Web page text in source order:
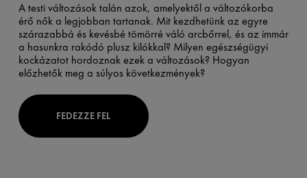
A testi változások talán azok, amelyektől a változókorba
érő nők a legjobban tartanak. Mit kezdhetünk az egyre
szárazabbá és kevésbé tömörré váló arcbőrrel, és az immár
a hasunkra rakódó plusz kilókkal? Milyen egészségügyi
kockázatot hordoznak ezek a változások? Hogyan
előzhetők meg a súlyos következmények?
FEDEZZE FEL